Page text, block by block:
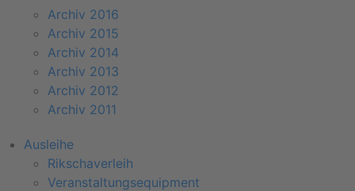
Archiv 2016
Archiv 2015
Archiv 2014
Archiv 2013
Archiv 2012
Archiv 2011
Ausleihe
Rikschaverleih
Veranstaltungsequipment